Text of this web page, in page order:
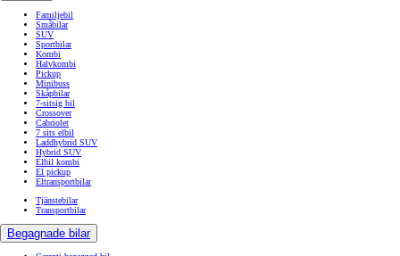
Familjebil
Småbilar
SUV
Sportbilar
Kombi
Halvkombi
Pickup
Minibuss
Skåpbilar
7-sitsig bil
Crossover
Cabriolet
7 sits elbil
Laddhybrid SUV
Hybrid SUV
Elbil kombi
El pickup
Eltransportbilar
Tjänstebilar
Transportbilar
Begagnade bilar